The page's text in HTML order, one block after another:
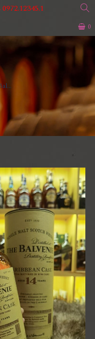
0
0972.12345.1
Rượu Balvenie 14 Năm Caribbean Cask